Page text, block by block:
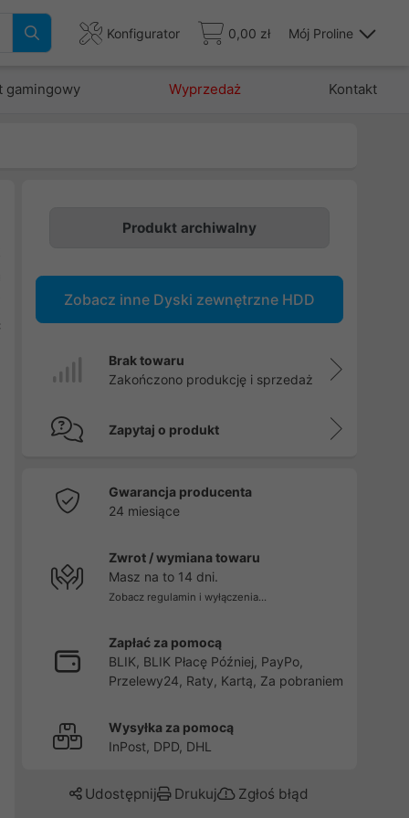
Konfigurator 0,00 zł Mój Proline
gamingowy Wyprzedaż Kontakt
Produkt archiwalny
Zobacz inne Dyski zewnętrzne HDD
Brak towaru
Zakończono produkcję i sprzedaż
Zapytaj o produkt
Gwarancja producenta
24 miesiące
Zwrot / wymiana towaru
Masz na to 14 dni.
Zobacz regulamin i wyłączenia...
Zapłać za pomocą
BLIK, BLIK Płacę Później, PayPo,
Przelewy24, Raty, Kartą, Za pobraniem
Wysyłka za pomocą
InPost, DPD, DHL
Udostępnij Drukuj Zgłoś błąd